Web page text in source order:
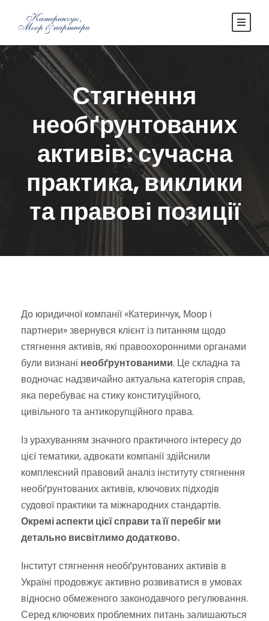
Стягнення
необґрунтованих
активів: сучасна
практика, виклики
та правові позиції
До юридичної компанії «Катеринчук, Моор і
партнери» звернувся клієнт із питанням щодо
стягнення активів, які правоохоронними органами
були визнані необґрунтованими. Це складна та
водночас надзвичайно актуальна категорія справ,
яка перебуває на стику конституційного,
цивільного та антикорупційного права.
Із урахуванням значного практичного інтересу до
цієї тематики, адвокати компанії здійснили
комплексний правовий аналіз інституту стягнення
необґрунтованих активів, ключових підходів
судової практики та міжнародних стандартів.
Окремі аспекти цієї справи та її перебіг ми
детально висвітлимо додатково.
Інститут стягнення необґрунтованих активів в
Україні продовжує активно розвиватися в умовах
відносно обмеженого законодавчого регулювання.
Серед ключових проблемних питань залишаються